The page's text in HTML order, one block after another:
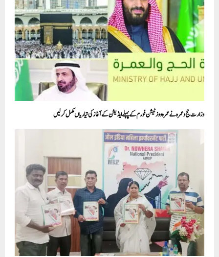
وزارت حج و عمرہ نے عمرہ و وزٹیشن فورم کے پہلے ایڈیشن کے آغاز کی تیاریاں مکمل کرلیں